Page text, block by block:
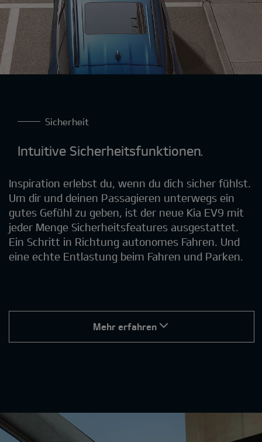
Sicherheit
Intuitive Sicherheitsfunktionen.
Inspiration erlebst du, wenn du dich sicher fühlst.
Um dir und deinen Passagieren unterwegs ein
gutes Gefühl zu geben, ist der neue Kia EV9 mit
jeder Menge Sicherheitsfeatures ausgestattet.
Ein Schritt in Richtung autonomes Fahren. Und
eine echte Entlastung beim Fahren und Parken.
Mehr erfahren